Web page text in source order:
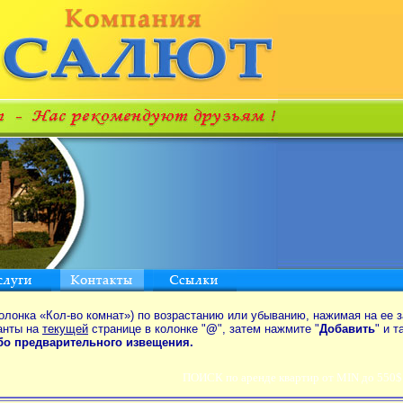
«Кол-во комнат») по возрастанию или убыванию, нажимая на ее
на текущей странице в колонке "@", затем нажмите "Добавить" и
предварительного извещения.
ПОИСК по аренде квартир от MIN до 550$